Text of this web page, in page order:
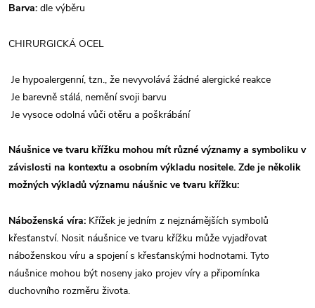
Barva: dle výběru
CHIRURGICKÁ OCEL
Je hypoalergenní, tzn., že nevyvolává žádné alergické reakce
Je barevně stálá, nemění svoji barvu
Je vysoce odolná vůči otěru a poškrábání
Náušnice ve tvaru křížku mohou mít různé významy a symboliku v
závislosti na kontextu a osobním výkladu nositele. Zde je několik
možných výkladů významu náušnic ve tvaru křížku:
Náboženská víra: Křížek je jedním z nejznámějších symbolů
křesťanství. Nosit náušnice ve tvaru křížku může vyjadřovat
náboženskou víru a spojení s křesťanskými hodnotami. Tyto
náušnice mohou být noseny jako projev víry a připomínka
duchovního rozměru života.